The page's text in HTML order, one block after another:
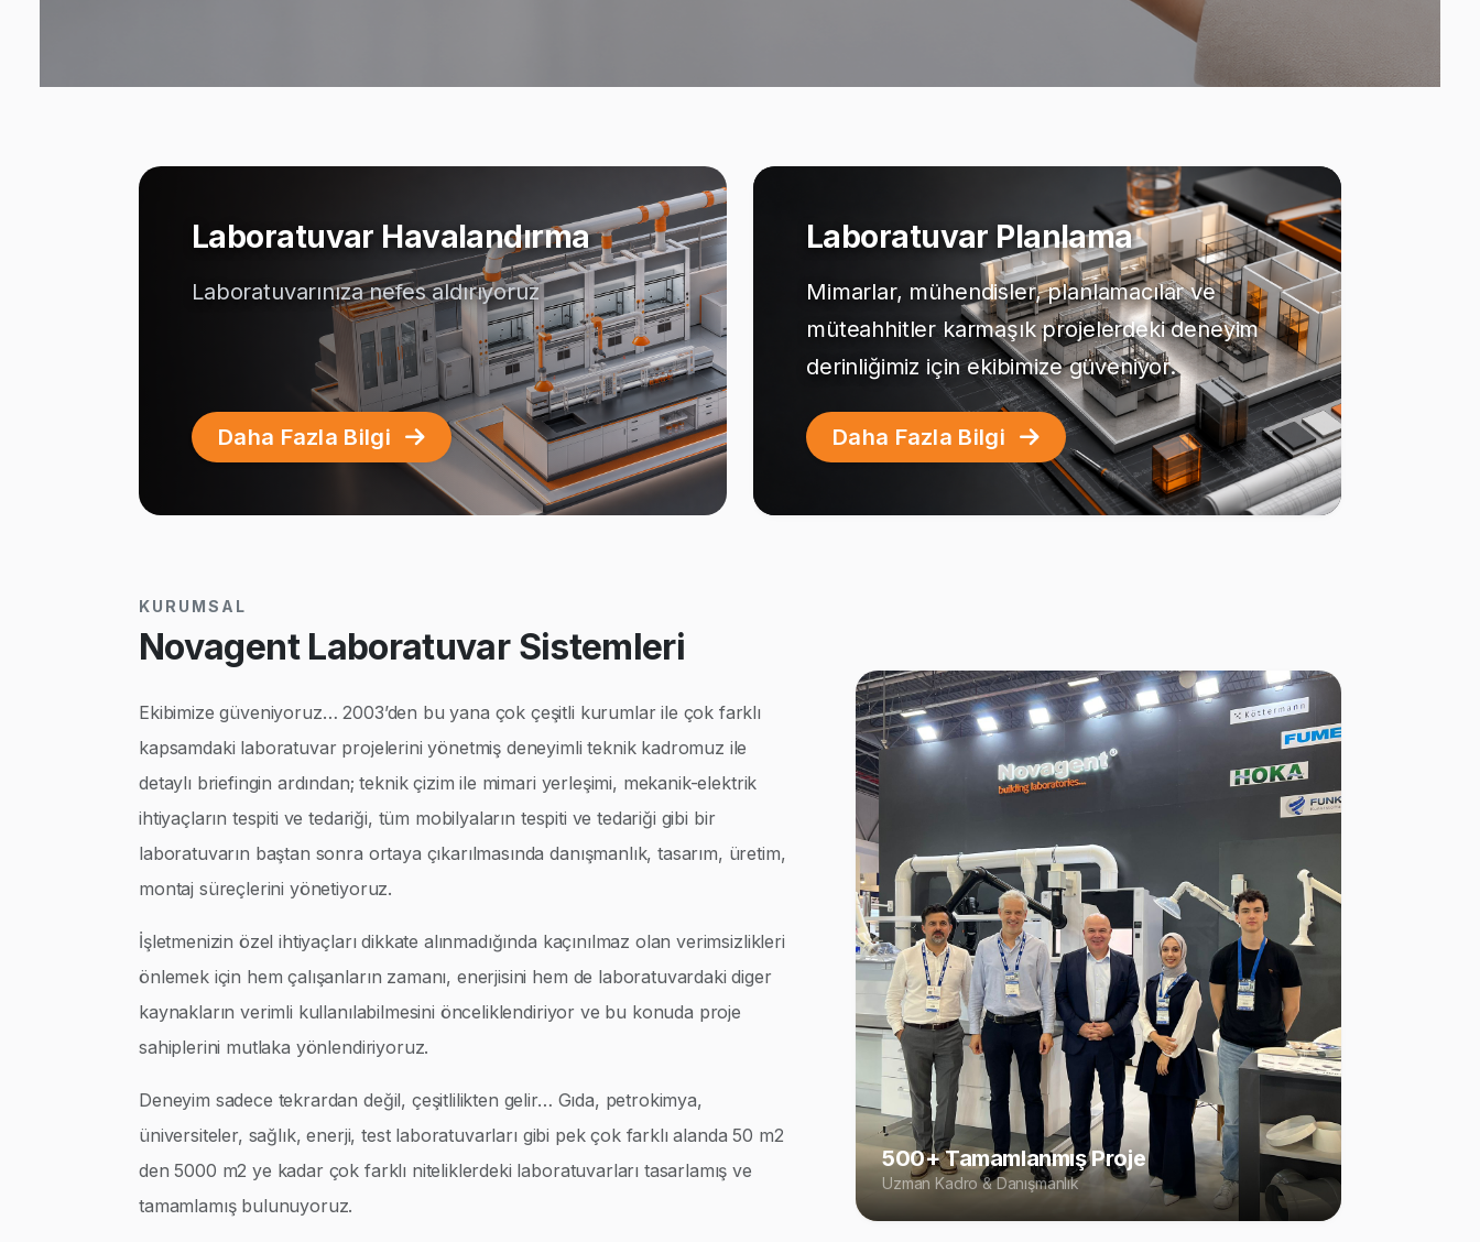
Laboratuvar Havalandırma
Laboratuvarınıza nefes aldırıyoruz
Daha Fazla Bilgi
Laboratuvar Planlama
Mimarlar, mühendisler, planlamacılar ve
müteahhitler karmaşık projelerdeki deneyim
derinliğimiz için ekibimize güveniyor.
Daha Fazla Bilgi
KURUMSAL
Novagent Laboratuvar Sistemleri
Ekibimize güveniyoruz… 2003’den bu yana çok çeşitli kurumlar ile çok farklı
kapsamdaki laboratuvar projelerini yönetmiş deneyimli teknik kadromuz ile
detaylı briefingin ardından; teknik çizim ile mimari yerleşimi, mekanik-elektrik
ihtiyaçların tespiti ve tedariği, tüm mobilyaların tespiti ve tedariği gibi bir
laboratuvarın baştan sonra ortaya çıkarılmasında danışmanlık, tasarım, üretim,
montaj süreçlerini yönetiyoruz.
İşletmenizin özel ihtiyaçları dikkate alınmadığında kaçınılmaz olan verimsizlikleri
önlemek için hem çalışanların zamanı, enerjisini hem de laboratuvardaki diger
kaynakların verimli kullanılabilmesini önceliklendiriyor ve bu konuda proje
sahiplerini mutlaka yönlendiriyoruz.
Deneyim sadece tekrardan değil, çeşitlilikten gelir… Gıda, petrokimya,
üniversiteler, sağlık, enerji, test laboratuvarları gibi pek çok farklı alanda 50 m2
den 5000 m2 ye kadar çok farklı niteliklerdeki laboratuvarları tasarlamış ve
tamamlamış bulunuyoruz.
500+ Tamamlanmış Proje
Uzman Kadro & Danışmanlık